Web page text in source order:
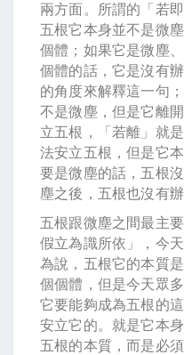
兩方面。所謂的「若
五根它本身並不是微
個體；如果它是微塵
個體的話，它是沒有
的角度來解釋這一句
不是微塵，但是它離
立五根，「若離」就
法安立五根，但是它
要是微塵的話，五根
塵之後，五根也沒有辦
五根跟微塵之間最主
假立為識所依」，今
為說，五根它的本質
個個體，但是今天眾
它要能夠成為五根的
安立它的。就是它本
五根的本質，而是必